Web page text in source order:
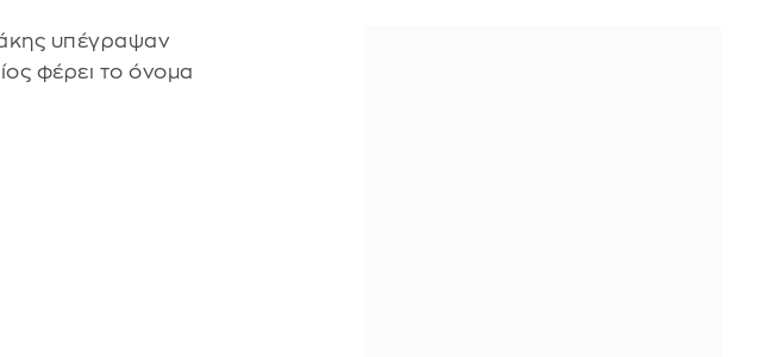
υπέγραψαν
φέρει το όνομα